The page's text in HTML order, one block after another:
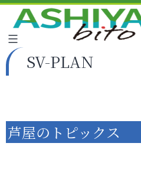
SV-PLAN
芦屋のトピックス